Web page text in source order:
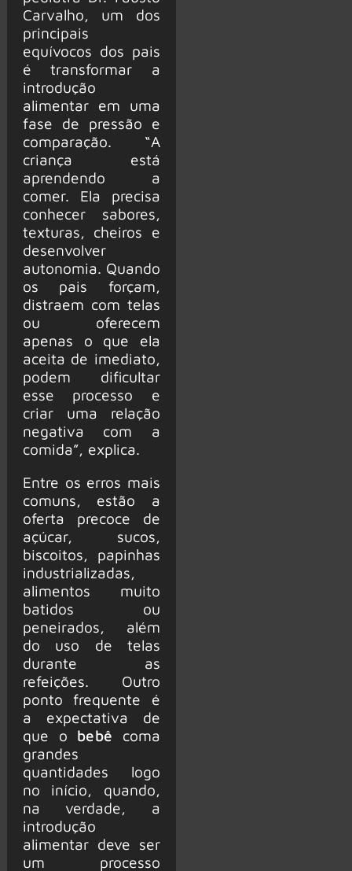
Carvalho, um dos
principais
equívocos dos pais
é transformar a
introdução
alimentar em uma
fase de pressão e
comparação. “A
criança está
aprendendo a
comer. Ela precisa
conhecer sabores,
texturas, cheiros e
desenvolver
autonomia. Quando
os pais forçam,
distraem com telas
ou oferecem
apenas o que ela
aceita de imediato,
podem dificultar
esse processo e
criar uma relação
negativa com a
comida”, explica.
Entre os erros mais
comuns, estão a
oferta precoce de
açúcar, sucos,
biscoitos, papinhas
industrializadas,
alimentos muito
batidos ou
peneirados, além
do uso de telas
durante as
refeições. Outro
ponto frequente é
a expectativa de
que o bebê coma
grandes
quantidades logo
no início, quando,
na verdade, a
introdução
alimentar deve ser
um processo